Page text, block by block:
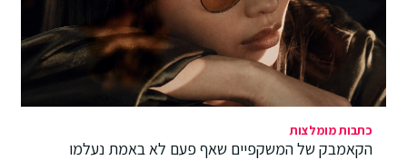
כתבות מומלצות
הקאמבק של המשקפיים שאף פעם לא באמת נעלמו